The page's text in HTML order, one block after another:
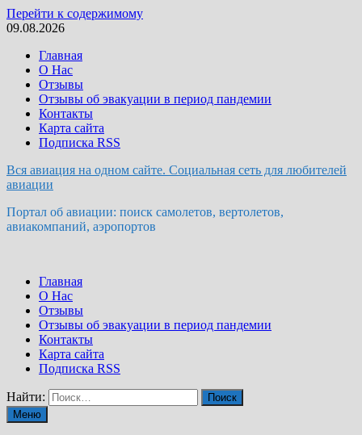
Перейти к содержимому
09.08.2026
Главная
О Нас
Отзывы
Отзывы об эвакуации в период пандемии
Контакты
Карта сайта
Подписка RSS
Вся авиация на одном сайте. Социальная сеть для любителей
авиации
Портал об авиации: поиск самолетов, вертолетов,
авиакомпаний, аэропортов
Главная
О Нас
Отзывы
Отзывы об эвакуации в период пандемии
Контакты
Карта сайта
Подписка RSS
Найти:
Меню